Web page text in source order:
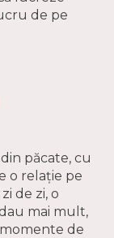
de pe
păcate, cu
o relație pe
de zi, o
mai mult,
de